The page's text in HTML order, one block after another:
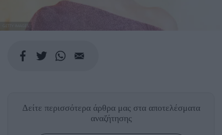
GETTY IMAGES
Δείτε περισσότερα άρθρα μας στα αποτελέσματα
αναζήτησης